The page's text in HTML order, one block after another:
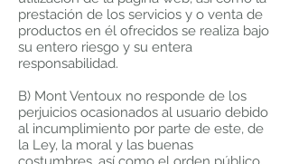
prestación de los servicios y o venta de
productos en él ofrecidos se realiza bajo
su entero riesgo y su entera
responsabilidad.
B) Mont Ventoux no responde de los
perjuicios ocasionados al usuario debido
al incumplimiento por parte de este, de
la Ley, la moral y las buenas